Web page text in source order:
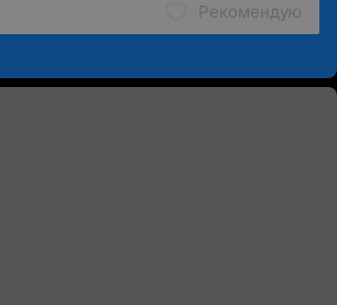
Рекомендую